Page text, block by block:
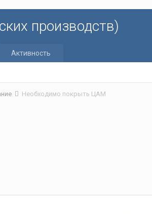
производств)
Активность
Необходимо покрыть ЦАМ